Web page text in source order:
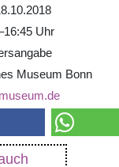
Uhr
Museum Bonn